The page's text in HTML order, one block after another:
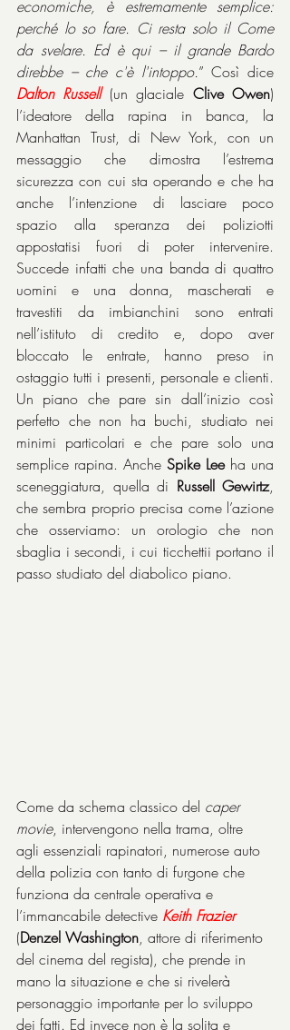
economiche, è estremamente semplice:
perché lo so fare. Ci resta solo il Come
da svelare. Ed è qui – il grande Bardo
direbbe – che c'è l'intoppo.
Dalton Russell (un glaciale Clive Owen)
l’ideatore della rapina in banca, la
Manhattan Trust, di New York, con un
messaggio che dimostra l’estrema
sicurezza con cui sta operando e che ha
anche l’intenzione di lasciare poco
spazio alla speranza dei poliziotti
appostatisi fuori di poter intervenire.
Succede infatti che una banda di quattro
uomini e una donna, mascherati e
travestiti da imbianchini sono entrati
nell’istituto di credito e, dopo aver
bloccato le entrate, hanno preso in
ostaggio tutti i presenti, personale e clienti.
Un piano che pare sin dall’inizio così
perfetto che non ha buchi, studiato nei
minimi particolari e che pare solo una
semplice rapina. Anche Spike Lee ha una
sceneggiatura, quella di Russell Gewirtz,
che sembra proprio precisa come l’azione
che osserviamo: un orologio che non
sbaglia i secondi, i cui ticchettii portano il
passo studiato del diabolico piano.
Come da schema classico del caper
movie, intervengono nella trama, oltre
agli essenziali rapinatori, numerose auto
della polizia con tanto di furgone che
funziona da centrale operativa e
l’immancabile detective Keith Frazier
(Denzel Washington, attore di riferimento
del cinema del regista), che prende in
mano la situazione e che si rivelerà
personaggio importante per lo sviluppo
dei fatti. Ed invece non è la solita e